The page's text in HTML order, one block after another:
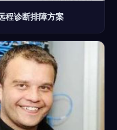
程诊断排障方案